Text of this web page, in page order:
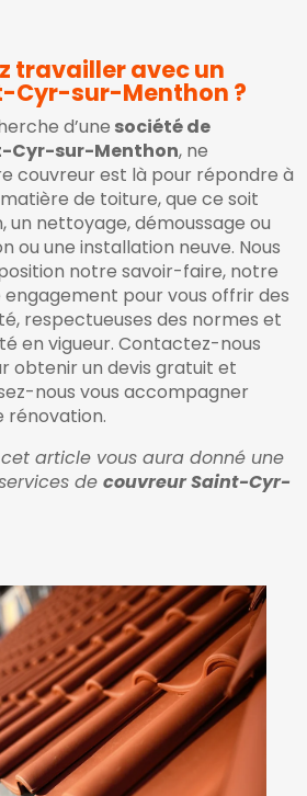
travailler avec un
Cyr-sur-Menthon ?
d’une société de
Cyr-sur-Menthon, ne
couvreur est là pour répondre à
de toiture, que ce soit
un nettoyage, démoussage ou
ou une installation neuve. Nous
notre savoir-faire, notre
pour vous offrir des
respectueuses des normes et
en vigueur. Contactez-nous
obtenir un devis gratuit et
nous vous accompagner
rénovation.
article vous aura donné une
decouvreur Saint-Cyr-